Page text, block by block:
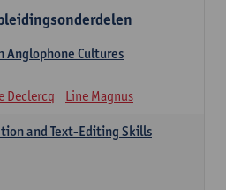
Anglophone Cultures
Declercq Line Magnus
and Text-Editing Skills